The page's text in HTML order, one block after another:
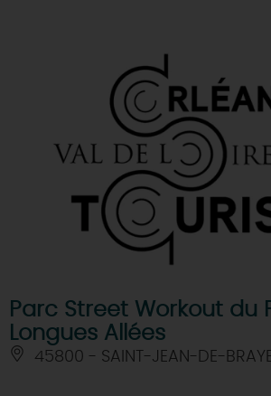
Parc Street Workout du
Longues Allées
45800 - SAINT-JEAN-DE-